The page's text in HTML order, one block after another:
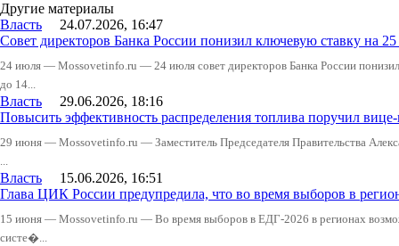
Другие материалы
Власть 24.07.2026, 16:47
Совет директоров Банка России понизил ключевую ставку на
24 июля — Mossovetinfo.ru — 24 июля совет директоров Банка России
до 14...
Власть 29.06.2026, 18:16
Повысить эффективность распределения топлива поручил
29 июня — Mossovetinfo.ru — Заместитель Председателя Правительства
...
Власть 15.06.2026, 16:51
Глава ЦИК России предупредила, что во время выборов в
15 июня — Mossovetinfo.ru — Во время выборов в ЕДГ-2026 в регионах
систе�...